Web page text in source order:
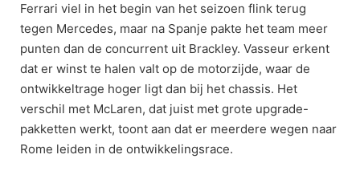
Ferrari viel in het begin van het seizoen flink terug
tegen Mercedes, maar na Spanje pakte het team meer
punten dan de concurrent uit Brackley. Vasseur erkent
dat er winst te halen valt op de motorzijde, waar de
ontwikkeltrage hoger ligt dan bij het chassis. Het
verschil met McLaren, dat juist met grote upgrade-
pakketten werkt, toont aan dat er meerdere wegen naar
Rome leiden in de ontwikkelingsrace.